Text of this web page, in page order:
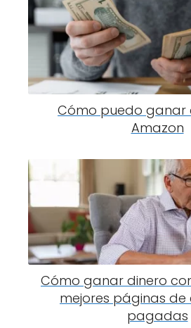
Cómo puedo ganar
Amazon
Cómo ganar dinero
mejores páginas de
pagadas